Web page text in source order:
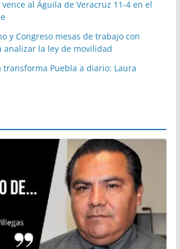
al Águila de Veracruz 11-4 en el
y Congreso mesas de trabajo con
analizar la ley de movilidad
Puebla a diario: Laura